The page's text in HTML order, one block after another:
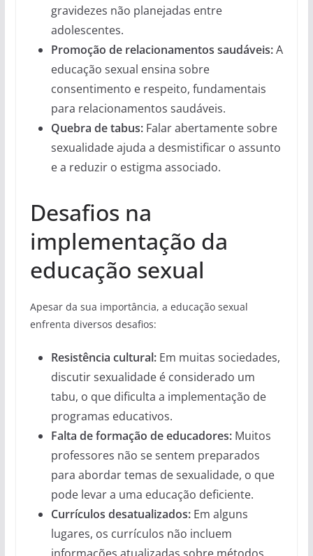
gravidezes não planejadas entre
adolescentes.
Promoção de relacionamentos saudáveis:A
educação sexual ensina sobre
consentimento e respeito, fundamentais
para relacionamentos saudáveis.
Quebra de tabus:Falar abertamente sobre
sexualidade ajuda a desmistificar o assunto
e a reduzir o estigma associado.
Desafios na
implementação da
educação sexual
Apesar da sua importância, a educação sexual
enfrenta diversos desafios:
Resistência cultural:Em muitas sociedades,
discutir sexualidade é considerado um
tabu, o que dificulta a implementação de
programas educativos.
Falta de formação de educadores:Muitos
professores não se sentem preparados
para abordar temas de sexualidade, o que
pode levar a uma educação deficiente.
Currículos desatualizados:Em alguns
lugares, os currículos não incluem